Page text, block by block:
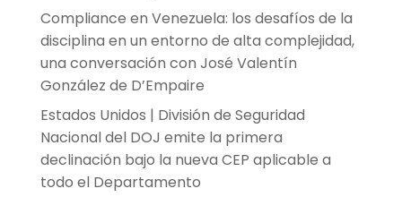
Compliance en Venezuela: los desafíos de la
disciplina en un entorno de alta complejidad,
una conversación con José Valentín
González de D’Empaire
Estados Unidos | División de Seguridad
Nacional del DOJ emite la primera
declinación bajo la nueva CEP aplicable a
todo el Departamento